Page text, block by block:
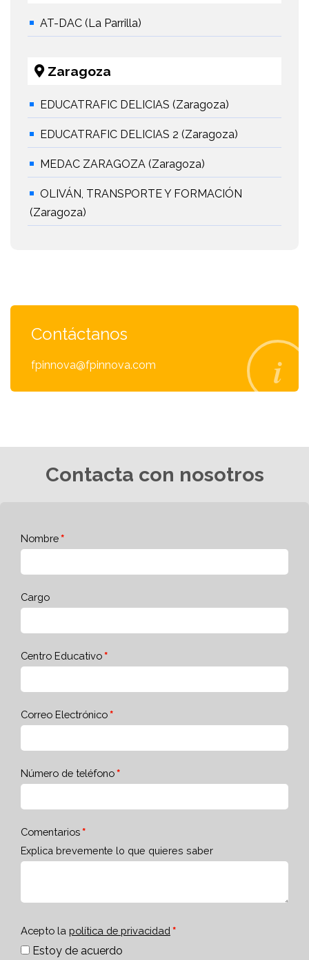
AT-DAC (La Parrilla)
Zaragoza
EDUCATRAFIC DELICIAS (Zaragoza)
EDUCATRAFIC DELICIAS 2 (Zaragoza)
MEDAC ZARAGOZA (Zaragoza)
OLIVÁN, TRANSPORTE Y FORMACIÓN
(Zaragoza)
Contáctanos
fpinnova@fpinnova.com
Contacta con nosotros
Nombre
Cargo
Centro Educativo
Correo Electrónico
Número de teléfono
Comentarios
Explica brevemente lo que quieres saber
Acepto la política de privacidad
Estoy de acuerdo